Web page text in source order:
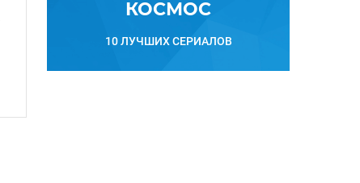
КОСМОС
10 ЛУЧШИХ СЕРИАЛОВ